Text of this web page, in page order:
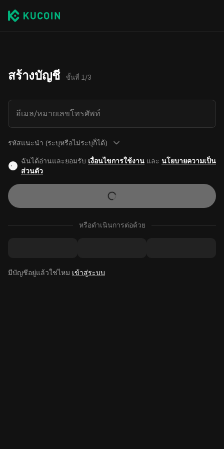
สร้างบัญชี ขั้นที่ 1/3
อีเมล/หมายเลขโทรศัพท์
รหัสแนะนำ (ระบุหรือไม่ระบุก็ได้)
ฉันได้อ่านและยอมรับ เงื่อนไขการใช้งานและ นโยบายความเป็น
ส่วนตัว
หรือดำเนินการต่อด้วย
มีบัญชีอยู่แล้วใช่ไหม เข้าสู่ระบบ